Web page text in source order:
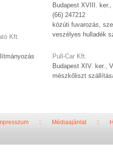
Kft.
Budapest XVIII.
(66) 247212
közúti fuvarozás,
veszélyes hulladék
Pull-Car Kft.
Budapest XIV. ker.,
mészkőliszt
::Médiaajánlat::